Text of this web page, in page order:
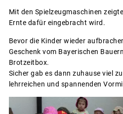
Mit den Spielzeugmaschinen
Ernte dafür eingebracht wird.
Bevor die Kinder wieder
Geschenk vom Bayerischen
Brotzeitbox.
Sicher gab es dann zuhause viel
lehrreichen und spannenden